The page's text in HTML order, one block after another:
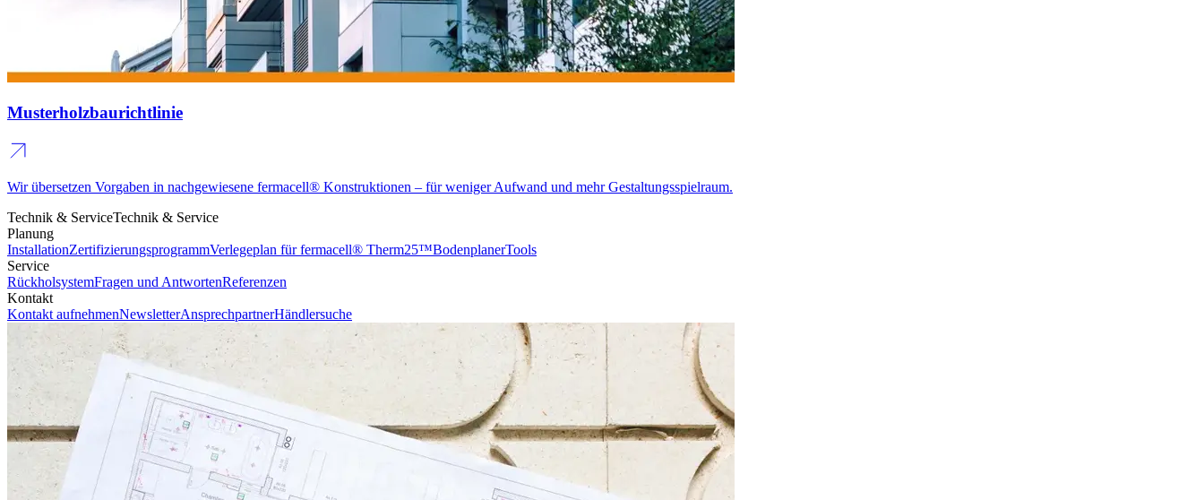
Musterholzbaurichtlinie
Wir übersetzen Vorgaben in nachgewiesene fermacell® Konstruktionen – für weniger Aufwand und mehr Gestaltungsspielraum.
Technik & ServiceTechnik & Service
Planung
InstallationZertifizierungsprogrammVerlegeplan für fermacell® Therm25™BodenplanerTools
Service
RückholsystemFragen und AntwortenReferenzen
Kontakt
Kontakt aufnehmenNewsletterAnsprechpartnerHändlersuche